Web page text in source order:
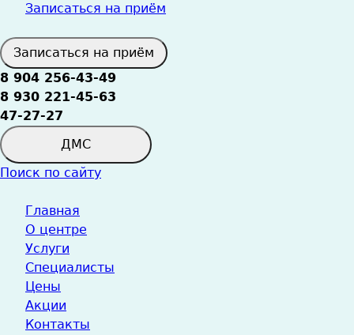
Записаться на приём
Записаться на приём
8 904 256-43-49
8 930 221-45-63
47-27-27
ДМС
Поиск по сайту
Главная
О центре
Услуги
Специалисты
Цены
Акции
Контакты